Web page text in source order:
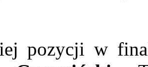
pozycji w